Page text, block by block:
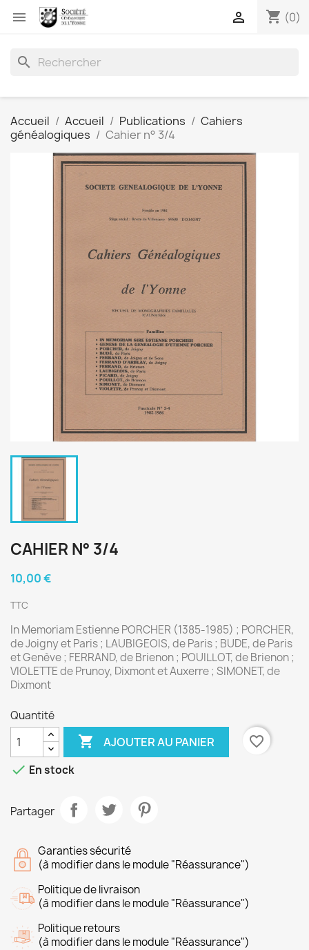
 shopping_cart (0)

search
Accueil Accueil Publications
Cahiers
généalogiques
Cahier n° 3/4
CAHIER N° 3/4
10,00 €
TTC
In Memoriam Estienne PORCHER (1385-1985) ; PORCHER,
de Joigny et Paris ; LAUBIGEOIS, de Paris ; BUDE, de Paris
et Genève ; FERRAND, de Brienon ; POUILLOT, de Brienon ;
VIOLETTE de Prunoy, Dixmont et Auxerre ; SIMONET, de
Dixmont
Quantité
 AJOUTER AU PANIER
favorite_border
 En stock
Partager
Garanties sécurité
(à modifier dans le module "Réassurance")
Politique de livraison
(à modifier dans le module "Réassurance")
Politique retours
(à modifier dans le module "Réassurance")